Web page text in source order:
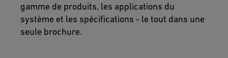
gamme de produits, les applications du
système et les spécifications - le tout dans une
seule brochure.